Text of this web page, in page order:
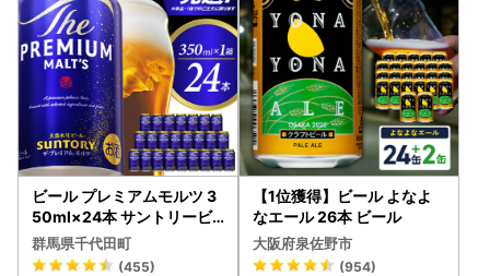
ビール プレミアムモルツ 3
50ml×24本 サントリービ
ール
群馬県千代田町
(455)
【1位獲得】ビール よなよ
なエール 26本 ビール
大阪府泉佐野市
(954)